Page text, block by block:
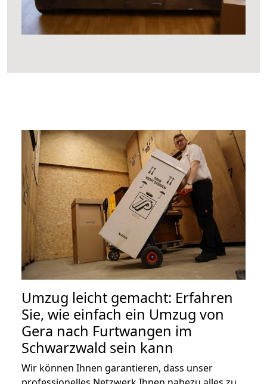
Umzug leicht gemacht: Erfahren
Sie, wie einfach ein Umzug von
Gera nach Furtwangen im
Schwarzwald sein kann
Wir können Ihnen garantieren, dass unser